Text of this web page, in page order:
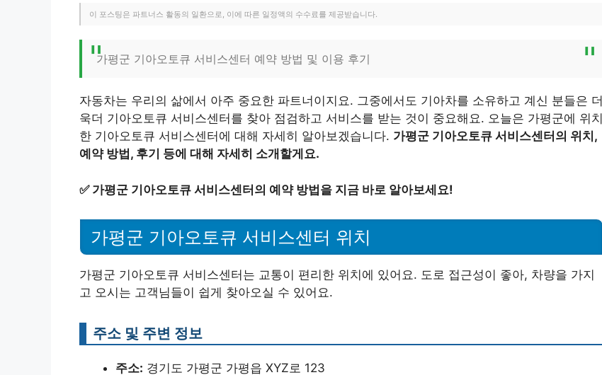
이 포스팅은 파트너스 활동의 일환으로, 이에 따른 일정액의 수수료를 제공받습니다.
가평군 기아오토큐 서비스센터 예약 방법 및 이용 후기
자동차는 우리의 삶에서 아주 중요한 파트너이지요. 그중에서도 기아차를 소유하고 계신 분들은 더
욱더 기아오토큐 서비스센터를 찾아 점검하고 서비스를 받는 것이 중요해요. 오늘은 가평군에 위치
한 기아오토큐 서비스센터에 대해 자세히 알아보겠습니다. 가평군 기아오토큐 서비스센터의 위치,
예약 방법, 후기 등에 대해 자세히 소개할게요.
✅ 가평군 기아오토큐 서비스센터의 예약 방법을 지금 바로 알아보세요!
가평군 기아오토큐 서비스센터 위치
가평군 기아오토큐 서비스센터는 교통이 편리한 위치에 있어요. 도로 접근성이 좋아, 차량을 가지
고 오시는 고객님들이 쉽게 찾아오실 수 있어요.
주소 및 주변 정보
주소: 경기도 가평군 가평읍 XYZ로 123